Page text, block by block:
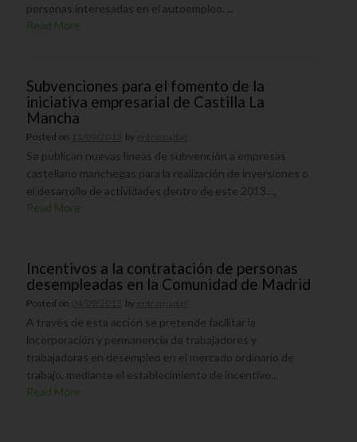
personas interesadas en el autoempleo. ...
Read More
Subvenciones para el fomento de la
iniciativa empresarial de Castilla La
Mancha
Posted on by
Se publican nuevas líneas de subvención a empresas
castellano manchegas para la realización de inversiones o
el desarrollo de actividades dentro de este 2013....
Read More
Incentivos a la contratación de personas
desempleadas en la Comunidad de Madrid
Posted on by
A través de esta acción se pretende facilitar la
incorporación y permanencia de trabajadores y
trabajadoras en desempleo en el mercado ordinario de
trabajo, mediante el establecimiento de incentivo...
Read More